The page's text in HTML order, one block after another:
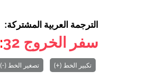
الترجمة العربية المشتركة:
سفر الخروج 32
: 19
تكبير الخط (+) تصغير الخط (-)